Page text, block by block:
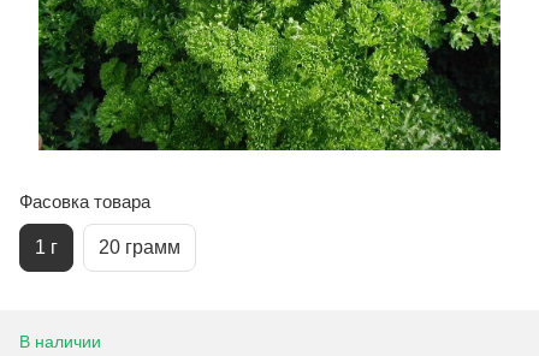
Фасовка товара
1 г 20 грамм
В наличии